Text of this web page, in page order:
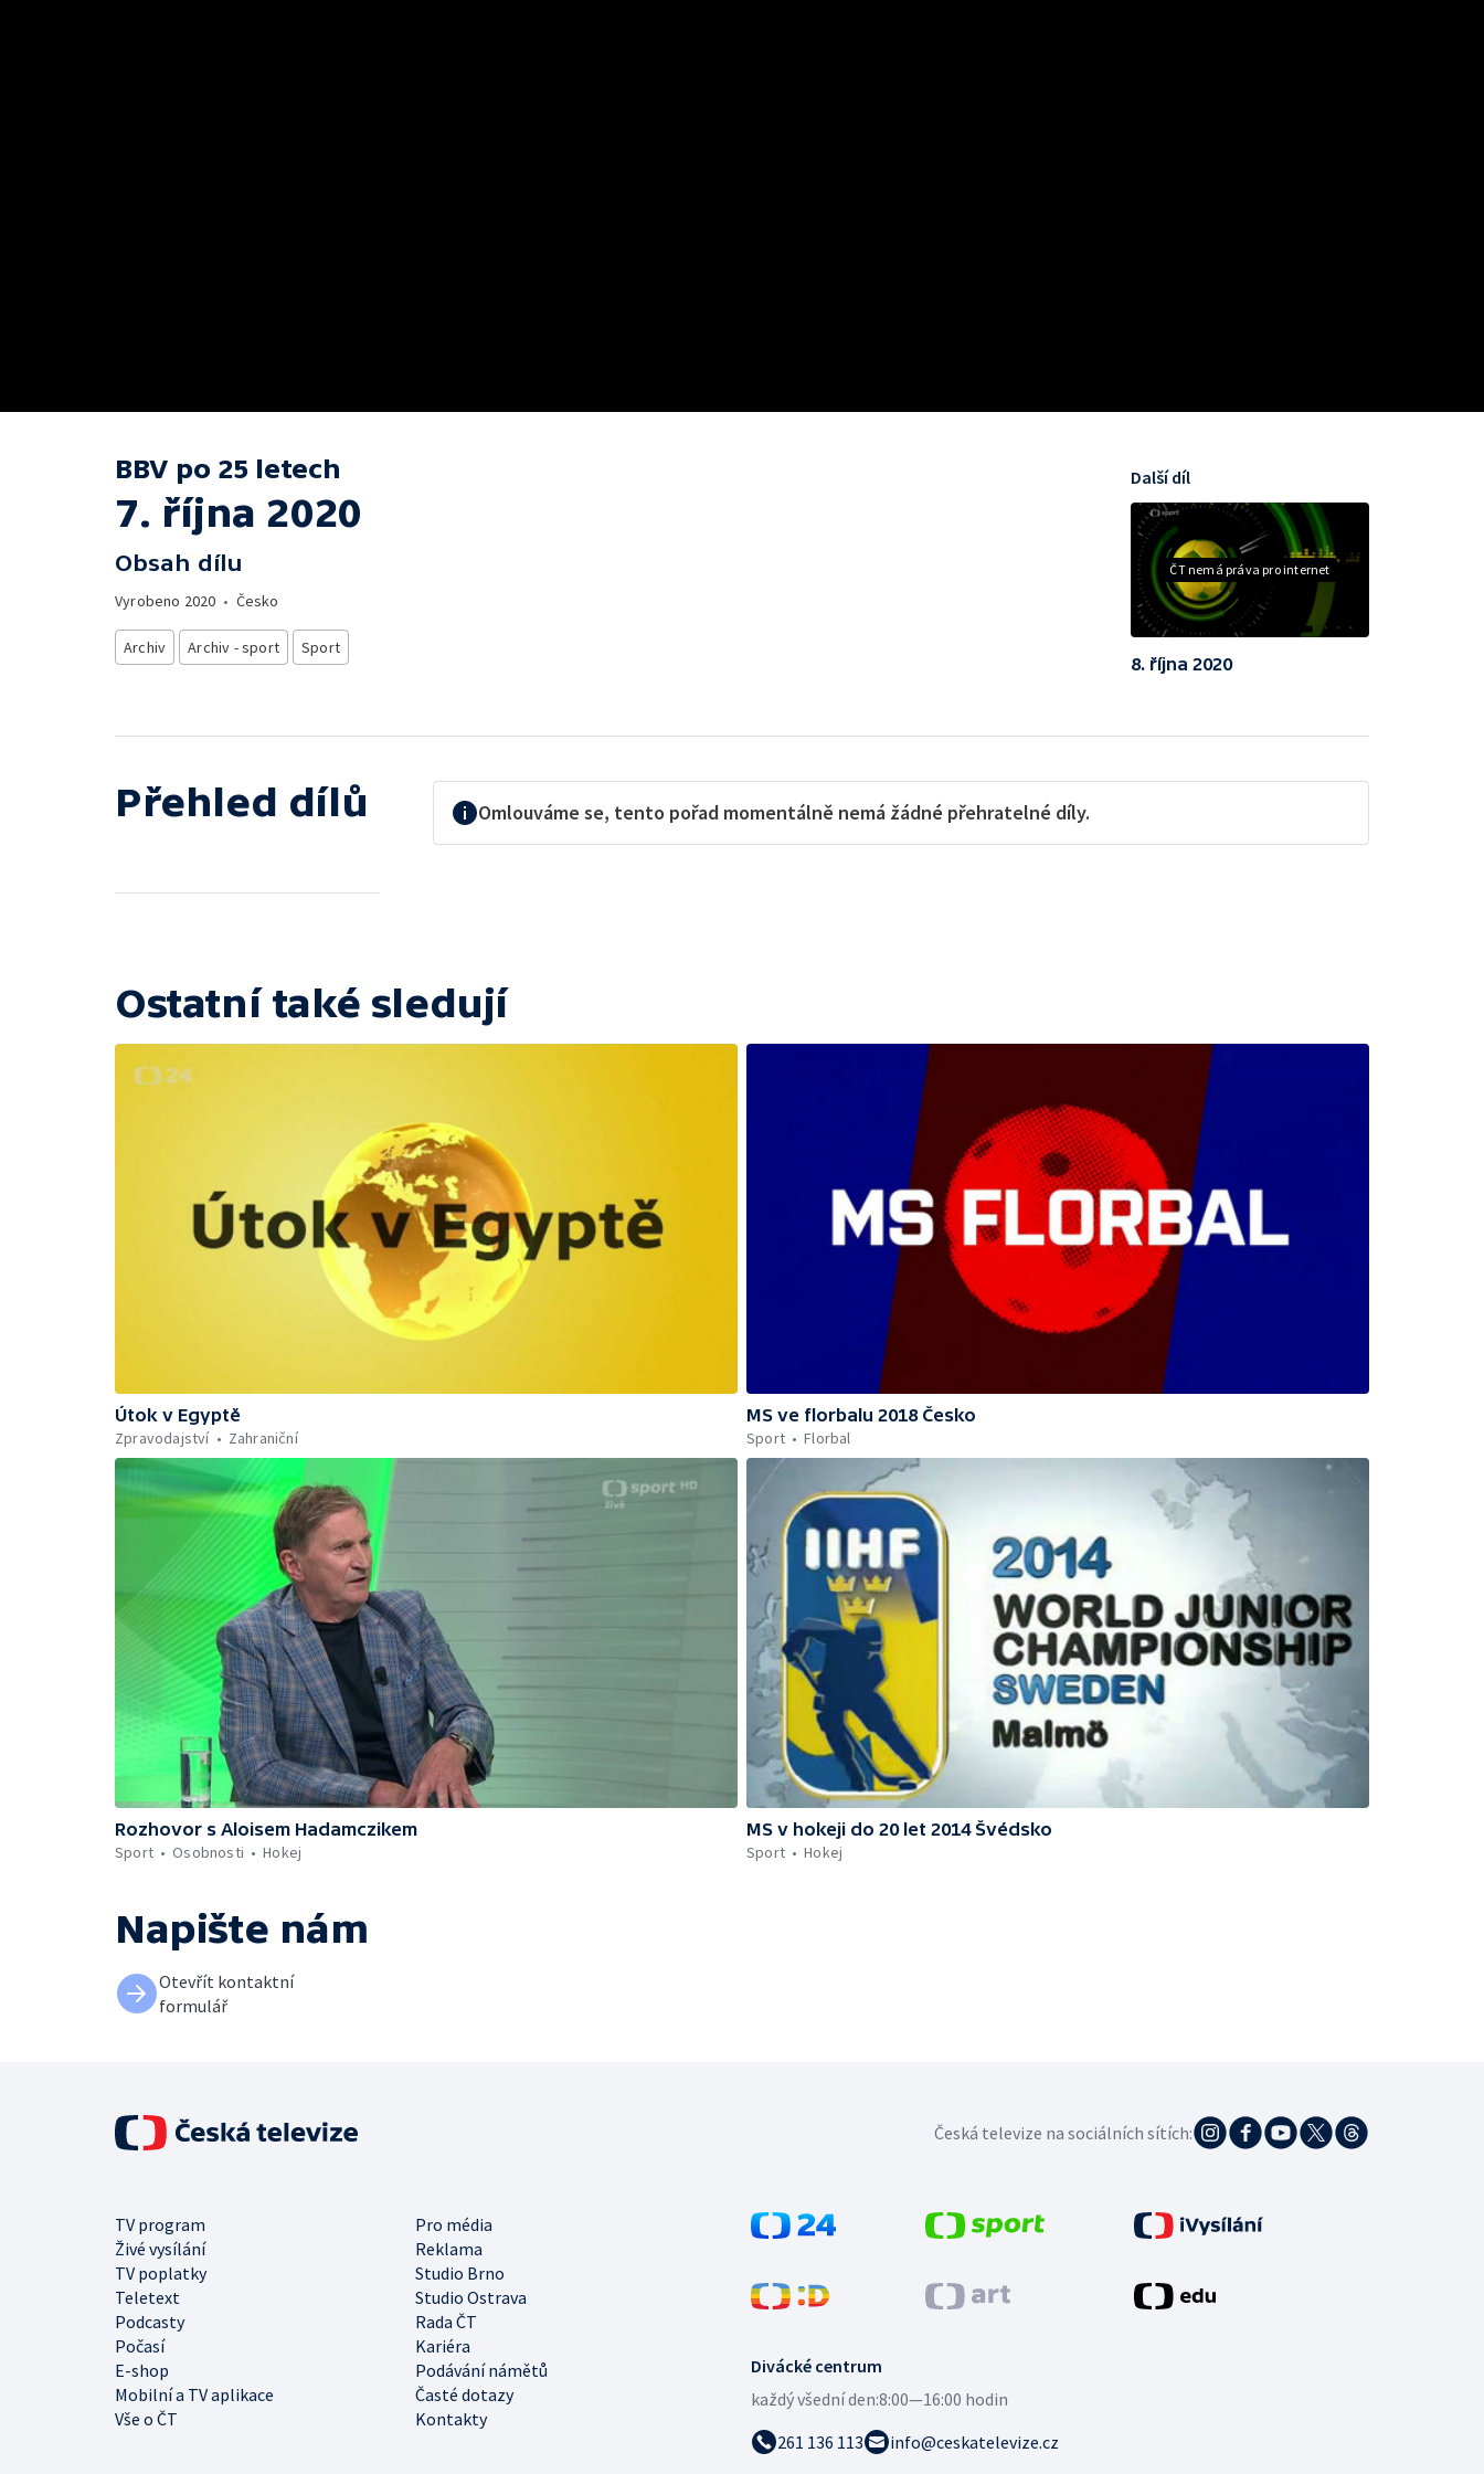
BBV po 25 letech
7. října 2020
Obsah dílu
Vyrobeno 2020 • Česko
Archiv Archiv - sport Sport
ČT nemá práva pro internet
Další díl
8. října 2020
Přehled dílů Omlouváme se, tento pořad momentálně nemá žádné přehratelné díly.
Ostatní také sledují
Útok v Egyptě
Zpravodajství
Zahraniční
MS ve florbalu 2018 Česko
Sport
Florbal
Rozhovor s Aloisem Hadamczikem
Sport
Osobnosti Hokej
MS v hokeji do 20 let 2014 Švédsko
Sport
Hokej
Napište nám
Otevřít kontaktní
formulář
Divácké centrum
každý všední den:8:00—16:00 hodin
261 136 113
info@ceskatelevize.cz
TV program
Pro média
Živé vysílání
Reklama
TV poplatky
Studio Brno
Teletext
Studio Ostrava
Podcasty
Rada ČT
Počasí
Kariéra
E-shop
Podávání námětů
Mobilní a TV aplikace
Časté dotazy
Vše o ČT
Kontakty
Česká televize na sociálních sítích: